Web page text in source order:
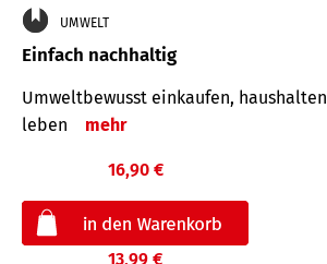
UMWELT
Einfach nachhaltig
Umweltbewusst einkaufen,
leben
mehr
16,90 €
13,99 €